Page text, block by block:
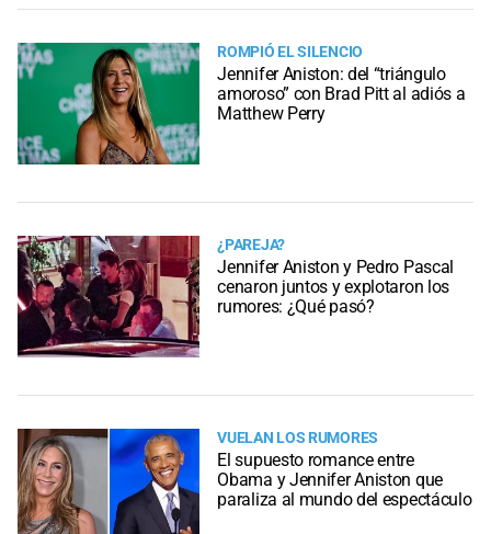
ROMPIÓ EL SILENCIO
Jennifer Aniston: del “triángulo
amoroso” con Brad Pitt al adiós a
Matthew Perry
¿PAREJA?
Jennifer Aniston y Pedro Pascal
cenaron juntos y explotaron los
rumores: ¿Qué pasó?
VUELAN LOS RUMORES
El supuesto romance entre
Obama y Jennifer Aniston que
paraliza al mundo del espectáculo